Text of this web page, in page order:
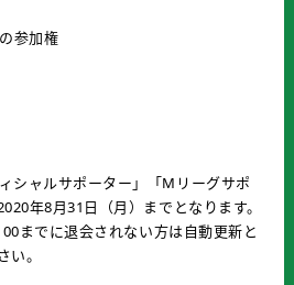
参加権
シャルサポーター」「Mリーグサポ
年8月31日（月）までとなります。
までに退会されない方は自動更新と
い。